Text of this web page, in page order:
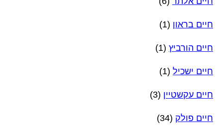
חיים בראון (1)
חיים הורביץ (1)
חיים ישכיל (1)
חיים עקשטיין (3)
חיים פולק (34)